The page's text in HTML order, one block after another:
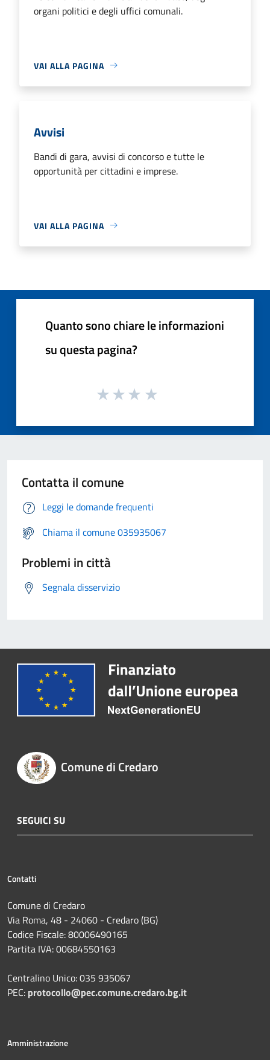
organi politici e degli uffici comunali.
VAI ALLA PAGINA
Avvisi
Bandi di gara, avvisi di concorso e tutte le
opportunità per cittadini e imprese.
VAI ALLA PAGINA
Quanto sono chiare le informazioni
su questa pagina?
Contatta il comune
Leggi le domande frequenti
Chiama il comune 035935067
Problemi in città
Segnala disservizio
Comune di Credaro
SEGUICI SU
Contatti
Comune di Credaro
Via Roma, 48 - 24060 - Credaro (BG)
Codice Fiscale: 80006490165
Partita IVA: 00684550163
Centralino Unico: 035 935067
PEC: protocollo@pec.comune.credaro.bg.it
Amministrazione